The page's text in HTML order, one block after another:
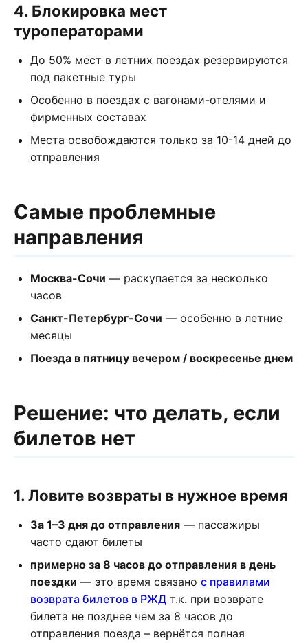
4. Блокировка мест
туроператорами
До 50% мест в летних поездах резервируются
под пакетные туры
Особенно в поездах с вагонами-отелями и
фирменных составах
Места освобождаются только за 10-14 дней до
отправления
Самые проблемные
направления
Москва-Сочи — раскупается за несколько
часов
Санкт-Петербург-Сочи — особенно в летние
месяцы
Поезда в пятницу вечером / воскресенье днем
Решение: что делать, если
билетов нет
1. Ловите возвраты в нужное время
За 1–3 дня до отправления — пассажиры
часто сдают билеты
примерно за 8 часов до отправления в день
поездки — это время связано с правилами
возврата билетов в РЖД т.к. при возврате
билета не позднее чем за 8 часов до
отправления поезда – вернётся полная